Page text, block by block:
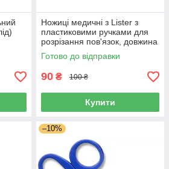
Ножиці медичні з Lister з
пластиковими ручками для
розрізання пов'язок, довжина
16,5 см, Польща
Готово до відправки
90 ₴ 100 ₴
Купити
–10%